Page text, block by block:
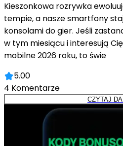
Kieszonkowa rozrywka
tempie, a nasze smartfony
konsolami do gier. Jeśli
w tym miesiącu i interesują
mobilne 2026 roku, to świe
5.00
4 Komentarze
CZYTAJ